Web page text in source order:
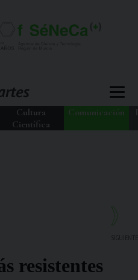
Cultura
Científica
Comunicación
resistentes